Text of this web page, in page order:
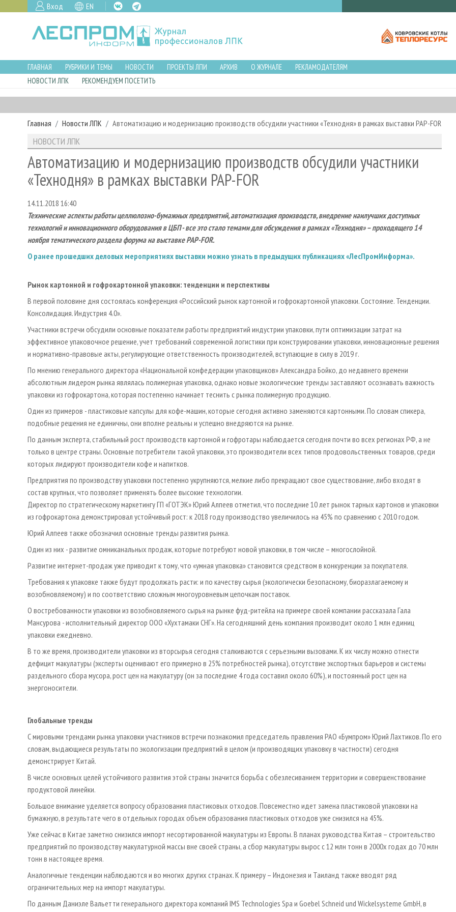
Вход EN
ГЛАВНАЯ РУБРИКИ И ТЕМЫ НОВОСТИ ПРОЕКТЫ ЛПИ АРХИВ О ЖУРНАЛЕ
РЕКЛАМОДАТЕЛЯМ
НОВОСТИ ЛПК
РЕКОМЕНДУЕМ ПОСЕТИТЬ
Главная Новости ЛПК Автоматизацию и модернизацию производств обсудили участники «Технодня» в рамках выставки PAP-FOR
НОВОСТИ ЛПК
Автоматизацию и модернизацию производств обсудили участники
«Технодня» в рамках выставки PAP-FOR
14.11.2018 16:40
Технические аспекты работы целлюлозно-бумажных предприятий, автоматизация производств, внедрение наилучших доступных
технологий и инновационного оборудования в ЦБП - все это стало темами для обсуждения в рамках «Технодня» – проходящего 14
ноября тематического раздела форума на выставке PAP-FOR.
О ранее прошедших деловых мероприятиях выставки можно узнать в предыдущих публикациях «ЛесПромИнформа».
Рынок картонной и гофрокартонной упаковки: тенденции и перспективы
В первой половине дня состоялась конференция «Российский рынок картонной и гофрокартонной упаковки. Состояние. Тенденции.
Консолидация. Индустрия 4.0».
Участники встречи обсудили основные показатели работы предприятий индустрии упаковки, пути оптимизации затрат на
эффективное упаковочное решение, учет требований современной логистики при конструировании упаковки, инновационные решения
и нормативно-правовые акты, регулирующие ответственность производителей, вступающие в силу в 2019 г.
По мнению генерального директора «Национальной конфедерации упаковщиков» Александра Бойко, до недавнего времени
абсолютным лидером рынка являлась полимерная упаковка, однако новые экологические тренды заставляют осознавать важность
упаковки из гофрокартона, которая постепенно начинает теснить с рынка полимерную продукцию.
Один из примеров - пластиковые капсулы для кофе-машин, которые сегодня активно заменяются картонными. По словам спикера,
подобные решения не единичны, они вполне реальны и успешно внедряются на рынке.
По данным эксперта, стабильный рост производств картонной и гофротары наблюдается сегодня почти во всех регионах РФ, а не
только в центре страны. Основные потребители такой упаковки, это производители всех типов продовольственных товаров, среди
которых лидируют производители кофе и напитков.
Предприятия по производству упаковки постепенно укрупняются, мелкие либо прекращают свое существование, либо входят в
состав крупных, что позволяет применять более высокие технологии.
Директор по стратегическому маркетингу ГП «ГОТЭК» Юрий Алпеев отметил, что последние 10 лет рынок тарных картонов и упаковки
из гофрокартона демонстрировал устойчивый рост: к 2018 году производство увеличилось на 45% по сравнению с 2010 годом.
Юрий Алпеев также обозначил основные тренды развития рынка.
Один из них - развитие омниканальных продаж, которые потребуют новой упаковки, в том числе – многослойной.
Развитие интернет-продаж уже приводит к тому, что «умная упаковка» становится средством в конкуренции за покупателя.
Требования к упаковке также будут продолжать расти: и по качеству сырья (экологически безопасному, биоразлагаемому и
возобновляемому) и по соответствию сложным многоуровневым цепочкам поставок.
О востребованности упаковки из возобновляемого сырья на рынке фуд-ритейла на примере своей компании рассказала Гала
Мансурова - исполнительный директор ООО «Хухтамаки СНГ». На сегодняшний день компания производит около 1 млн единиц
упаковки ежедневно.
В то же время, производители упаковки из вторсырья сегодня сталкиваются с серьезными вызовами. К их числу можно отнести
дефицит макулатуры (эксперты оценивают его примерно в 25% потребностей рынка), отсутствие экспортных барьеров и системы
раздельного сбора мусора, рост цен на макулатуру (он за последние 4 года составил около 60%), и постоянный рост цен на
энергоносители.
Глобальные тренды
С мировыми трендами рынка упаковки участников встречи познакомил председатель правления РАО «Бумпром» Юрий Лахтиков. По его
словам, выдающиеся результаты по экологизации предприятий в целом (и производящих упаковку в частности) сегодня
демонстрирует Китай.
В числе основных целей устойчивого развития этой страны значится борьба с обезлесиванием территории и совершенствование
продуктовой линейки.
Большое внимание уделяется вопросу образования пластиковых отходов. Повсеместно идет замена пластиковой упаковки на
бумажную, в результате чего в отдельных городах объем образования пластиковых отходов уже снизился на 45%.
Уже сейчас в Китае заметно снизился импорт несортированной макулатуры из Европы. В планах руководства Китая – строительство
предприятий по производству макулатурной массы вне своей страны, а сбор макулатуры вырос с 12 млн тонн в 2000х годах до 70 млн
тонн в настоящее время.
Аналогичные тенденции наблюдаются и во многих других странах. К примеру – Индонезия и Таиланд также вводят ряд
ограничительных мер на импорт макулатуры.
По данным Даниэле Вальетти генерального директора компаний IMS Technologies Spa и Goebel Schneid und Wickelsysteme GmbH, в